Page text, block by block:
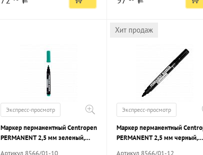
Экспресс-просмотр
Маркер перманентный Centropen
PERMANENT 2,5 мм зеленый,
Артикул 8566/01-10
Хит продаж
Экспресс-просмотр
Маркер перманентный
PERMANENT 2,5 мм черный,
Артикул 8566/01-12